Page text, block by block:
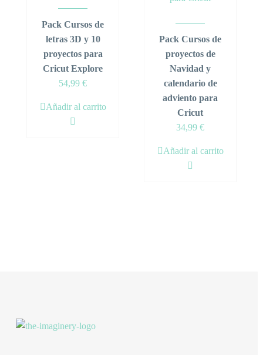
Pack Cursos de
letras 3D y 10
proyectos para
Cricut Explore
Original
was:
59,98 €.
54,99 €Current
is:
Añadir al carrito
Pack Cursos de
proyectos de
Navidad y
calendario de
adviento para
Cricut
Original
was:
39,98 €.
34,99 €Current
is:
Añadir al carrito